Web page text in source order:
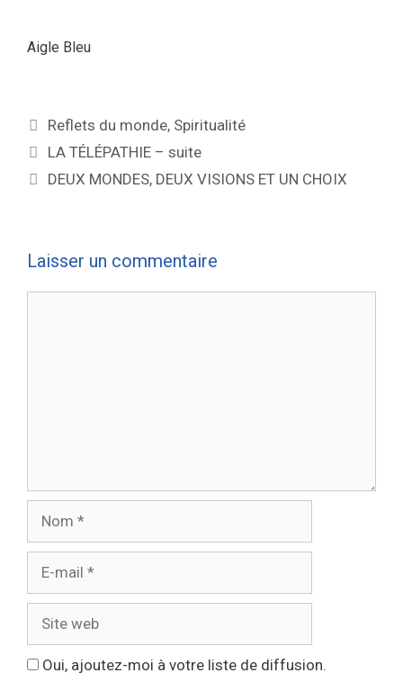
Aigle Bleu
Reflets du monde, Spiritualité
LA TÉLÉPATHIE – suite
DEUX MONDES, DEUX VISIONS ET UN CHOIX
Laisser un commentaire
Oui, ajoutez-moi à votre liste de diffusion.